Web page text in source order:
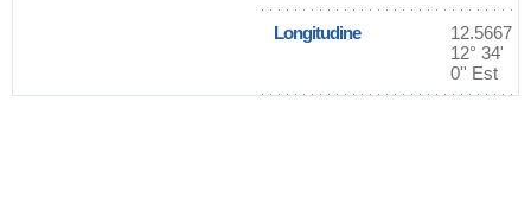
Longitudine
12.5667
12° 34'
0'' Est